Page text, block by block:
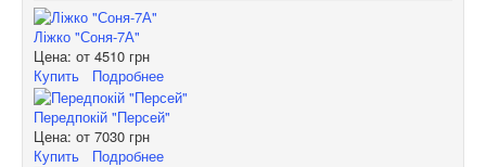
Ліжко "Соня-7А"
Цена: от 4510 грн
Купить
Подробнее
Передпокій "Персей"
Цена: от 7030 грн
Купить
Подробнее